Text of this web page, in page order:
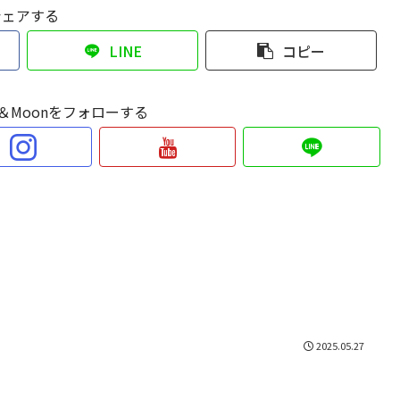
アする
LINE コピー
Moonをフォローする
2025.05.27